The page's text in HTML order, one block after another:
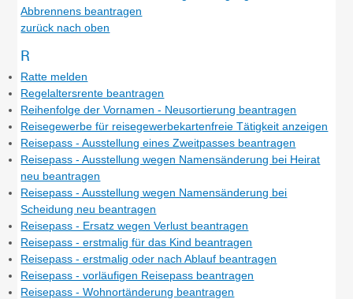
Abbrennens beantragen
zurück nach oben
R
Ratte melden
Regelaltersrente beantragen
Reihenfolge der Vornamen - Neusortierung beantragen
Reisegewerbe für reisegewerbekartenfreie Tätigkeit anzeigen
Reisepass - Ausstellung eines Zweitpasses beantragen
Reisepass - Ausstellung wegen Namensänderung bei Heirat
neu beantragen
Reisepass - Ausstellung wegen Namensänderung bei
Scheidung neu beantragen
Reisepass - Ersatz wegen Verlust beantragen
Reisepass - erstmalig für das Kind beantragen
Reisepass - erstmalig oder nach Ablauf beantragen
Reisepass - vorläufigen Reisepass beantragen
Reisepass - Wohnortänderung beantragen